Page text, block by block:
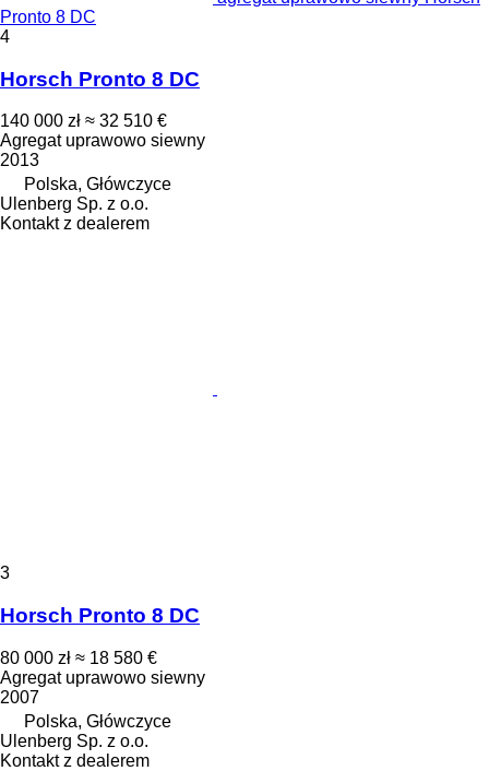
Pronto 8 DC
4
Horsch Pronto 8 DC
140 000 zł ≈ 32 510 €
Agregat uprawowo siewny
2013
Polska, Główczyce
Ulenberg Sp. z o.o.
Kontakt z dealerem
3
Horsch Pronto 8 DC
80 000 zł ≈ 18 580 €
Agregat uprawowo siewny
2007
Polska, Główczyce
Ulenberg Sp. z o.o.
Kontakt z dealerem